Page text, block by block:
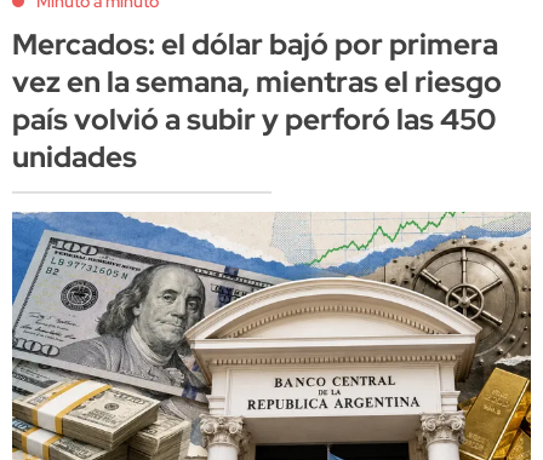
Mercados: el dólar bajó por primera
vez en la semana, mientras el riesgo
país volvió a subir y perforó las 450
unidades